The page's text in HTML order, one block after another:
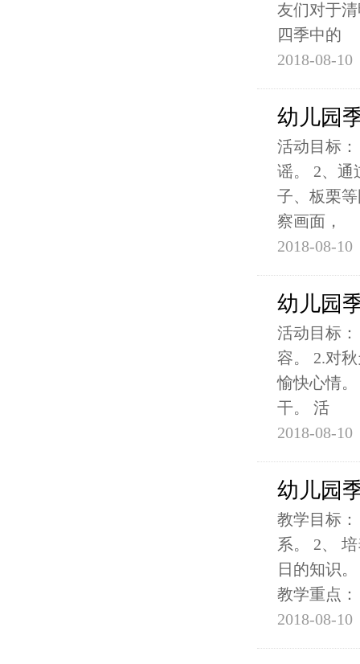
友们对于
四季中的
2018-08-10
幼儿园
活动目标
谣。 2、通
子、板栗
察画面，
2018-08-10
幼儿园
活动目标
容。 2.对
愉快心情
干。 活
2018-08-10
幼儿园
教学目标
系。 2、
日的知识
教学重点
2018-08-10